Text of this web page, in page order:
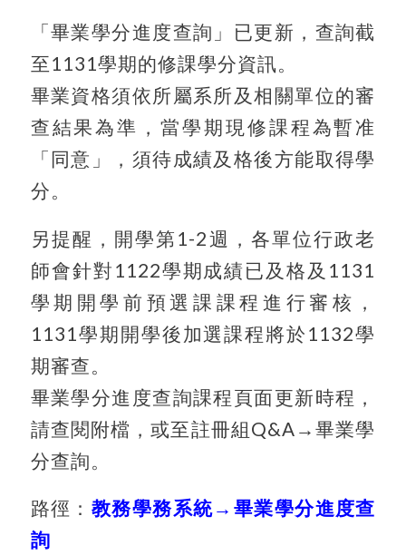
「畢業學分進度查詢」已更新，查詢截
至1131學期的修課學分資訊。
畢業資格須依所屬系所及相關單位的審
查結果為準，當學期現修課程為暫准
「同意」，須待成績及格後方能取得學
分。
另提醒，開學第1-2週，各單位行政老
師會針對1122學期成績已及格及1131
學期開學前預選課課程進行審核，
1131學期開學後加選課程將於1132學
期審查。
畢業學分進度查詢課程頁面更新時程，
請查閱附檔，或至註冊組Q&A→畢業學
分查詢。
路徑： 教務學務系統→ 畢業學分進度查
詢